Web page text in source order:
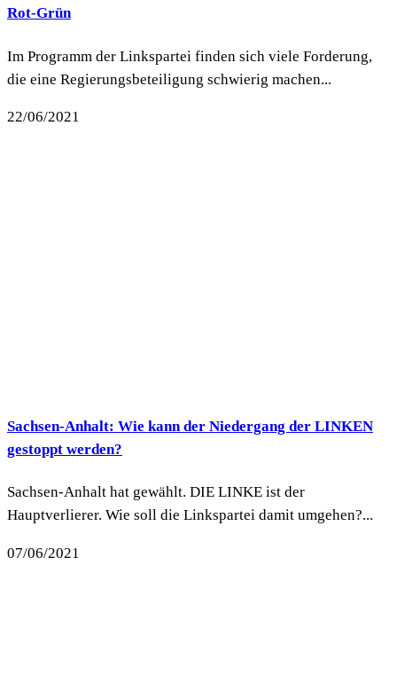
Rot-Grün
Im Programm der Linkspartei finden sich viele Forderung,
die eine Regierungsbeteiligung schwierig machen...
22/06/2021
Sachsen-Anhalt: Wie kann der Niedergang der LINKEN
gestoppt werden?
Sachsen-Anhalt hat gewählt. DIE LINKE ist der
Hauptverlierer. Wie soll die Linkspartei damit umgehen?...
07/06/2021